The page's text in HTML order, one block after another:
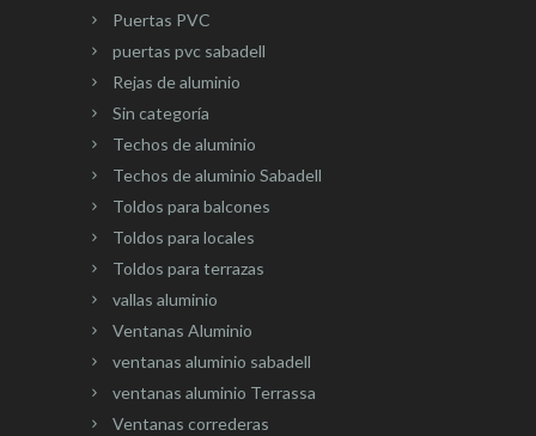
Puertas PVC
puertas pvc sabadell
Rejas de aluminio
Sin categoría
Techos de aluminio
Techos de aluminio Sabadell
Toldos para balcones
Toldos para locales
Toldos para terrazas
vallas aluminio
Ventanas Aluminio
ventanas aluminio sabadell
ventanas aluminio Terrassa
Ventanas correderas